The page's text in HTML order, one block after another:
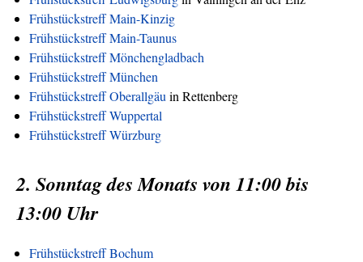
Frühstückstreff Main-Kinzig
Frühstückstreff Main-Taunus
Frühstückstreff Mönchengladbach
Frühstückstreff München
Frühstückstreff Oberallgäu in Rettenberg
Frühstückstreff Wuppertal
Frühstückstreff Würzburg
2. Sonntag des Monats von 11:00 bis
13:00 Uhr
Frühstückstreff Bochum